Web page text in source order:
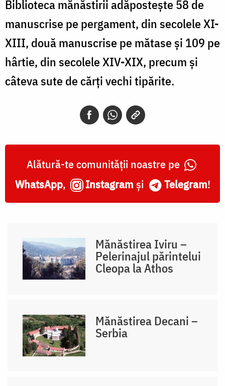
Biblioteca mănăstirii adăposteşte 58 de
manuscrise pe pergament, din secolele XI-
XIII, două manuscrise pe mătase şi 109 pe
hârtie, din secolele XIV-XIX, precum şi
câteva sute de cărţi vechi tipărite.
Alătură-te comunității noastre pe
WhatsApp, Instagram și Telegram!
Mănăstirea Iviru –
Pelerinajul părintelui
Cleopa la Athos
Mănăstirea Decani –
Serbia